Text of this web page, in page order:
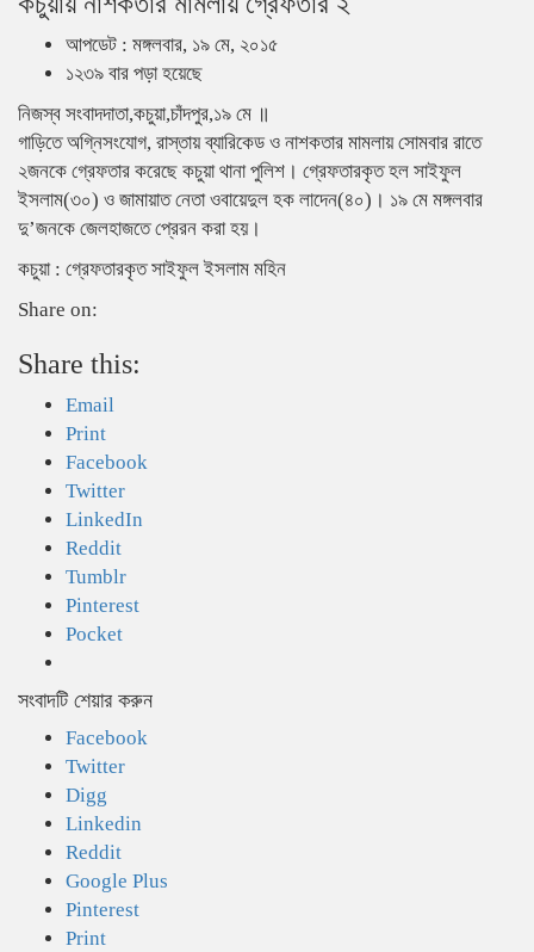
আপডেট : মঙ্গলবার, ১৯ মে, ২০১৫
১২৩৯ বার পড়া হয়েছে
নিজস্ব সংবাদদাতা,কচুয়া,চাঁদপুর,১৯ মে ॥
গাড়িতে অগ্নিসংযোগ, রাস্তায় ব্যারিকেড ও নাশকতার মামলায় সোমবার রাতে
২জনকে গ্রেফতার করেছে কচুয়া থানা পুলিশ। গ্রেফতারকৃত হল সাইফুল
ইসলাম(৩০) ও জামায়াত নেতা ওবায়েদুল হক লাদেন(৪০)। ১৯ মে মঙ্গলবার
দু’জনকে জেলহাজতে প্রেরন করা হয়।
কচুয়া : গ্রেফতারকৃত সাইফুল ইসলাম মহিন
Share on:
Share this:
Email
Print
Facebook
Twitter
LinkedIn
Reddit
Tumblr
Pinterest
Pocket
সংবাদটি শেয়ার করুন
Facebook
Twitter
Digg
Linkedin
Reddit
Google Plus
Pinterest
Print